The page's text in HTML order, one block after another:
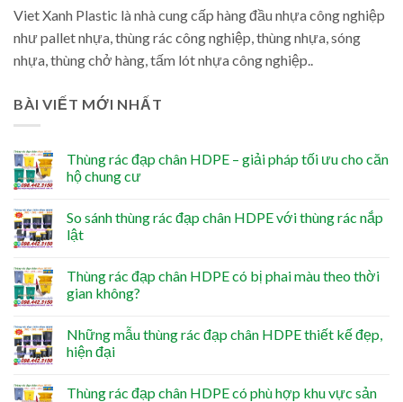
Viet Xanh Plastic là nhà cung cấp hàng đầu nhựa công nghiệp
như pallet nhựa, thùng rác công nghiệp, thùng nhựa, sóng
nhựa, thùng chở hàng, tấm lót nhựa công nghiệp..
BÀI VIẾT MỚI NHẤT
Thùng rác đạp chân HDPE – giải pháp tối ưu cho căn
hộ chung cư
So sánh thùng rác đạp chân HDPE với thùng rác nắp
lật
Thùng rác đạp chân HDPE có bị phai màu theo thời
gian không?
Những mẫu thùng rác đạp chân HDPE thiết kế đẹp,
hiện đại
Thùng rác đạp chân HDPE có phù hợp khu vực sản